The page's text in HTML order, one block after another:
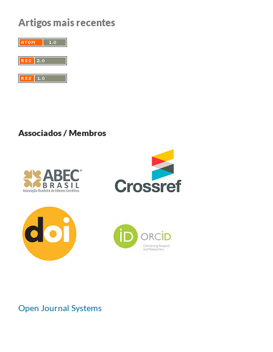
Artigos mais recentes
Associados / Membros
Open Journal Systems